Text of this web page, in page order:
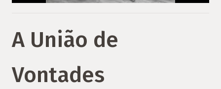
A União de
Vontades